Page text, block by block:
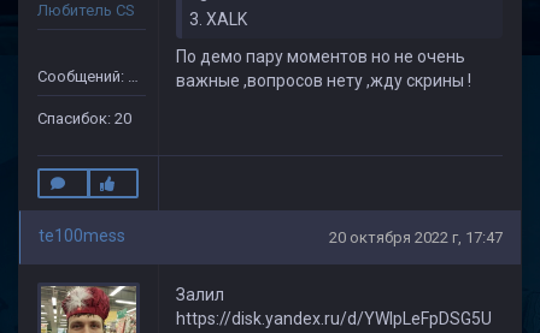
Любитель CS
Сообщений: 149
Спасибок: 20
3. XALK
По демо пару моментов но не очень
важные ,вопросов нету ,жду скрины !
te100mess 20 октября 2022 г, 17:47
Залил
https://disk.yandex.ru/d/YWlpLeFpDSG5U